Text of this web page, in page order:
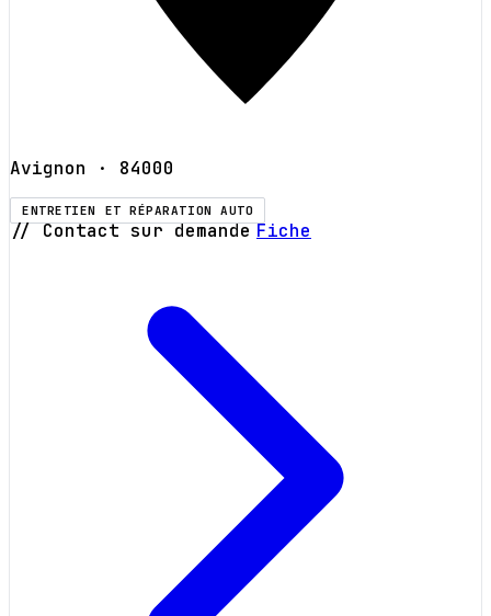
Avignon · 84000
ENTRETIEN ET RÉPARATION AUTO
// Contact sur demande Fiche